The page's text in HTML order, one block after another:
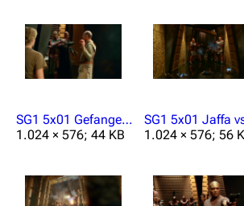
Das Stargate-Universum
Themenportal
Personen
Völker
Orte
Zeitleiste
SG1 5x01 Gefangennahme.jpg
1.024 × 576; 44 KB
1.024 × 576; 56